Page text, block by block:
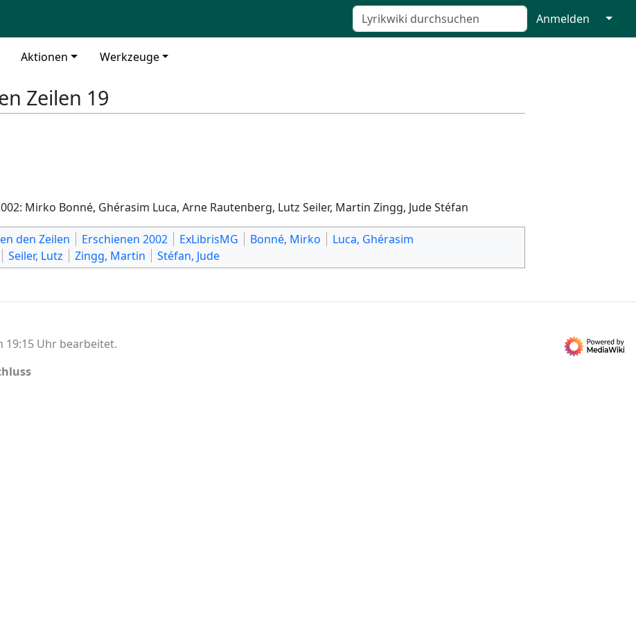
Anmelden ↓
Aktionen Werkzeuge
Zeilen 19
Mirko Bonné, Ghérasim Luca, Arne Rautenberg, Lutz Seiler, Martin Zingg, Jude Stéfan
den Zeilen Erschienen 2002 ExLibrisMG Bonné, Mirko
Luca, Ghérasim
Seiler, Lutz Zingg, Martin Stéfan, Jude
19:15 Uhr bearbeitet.